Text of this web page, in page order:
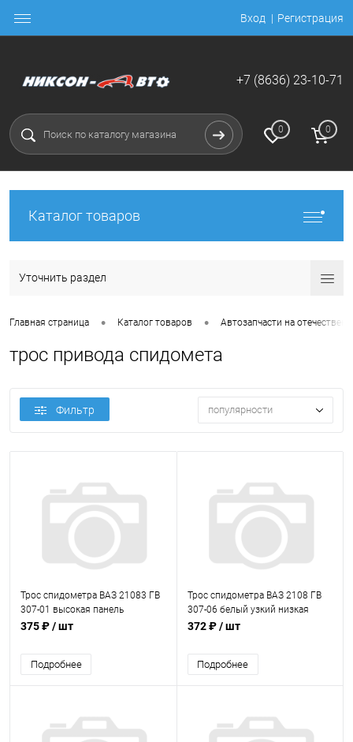
Вход Регистрация
+7 (8636) 23-10-71
0 0
Каталог товаров
Уточнить раздел
Главная страница • Каталог товаров • Автозапчасти на
трос привода спидомета
Фильтр популярности
Трос спидометра ВАЗ 21083 ГВ
307-01 высокая панель
АвтоПартнер
375 ₽/ шт
Подробнее
Трос спидометра ВАЗ 2108 ГВ
307-06 белый узкий низкая
панель АвтоПартнер
372 ₽/ шт
Подробнее